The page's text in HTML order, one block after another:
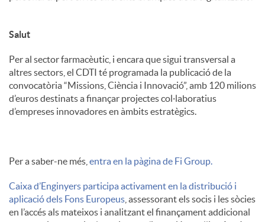
Salut
Per al sector farmacèutic, i encara que sigui transversal a
altres sectors, el CDTI té programada la publicació de la
convocatòria “Missions, Ciència i Innovació”, amb 120 milions
d’euros destinats a finançar projectes col·laboratius
d’empreses innovadores en àmbits estratègics.
Per a saber-ne més, entra en la pàgina de Fi Group.
Caixa d’Enginyers participa activament en la distribució i
aplicació dels Fons Europeus , assessorant els socis i les sòcies
en l’accés als mateixos i analitzant el finançament addicional